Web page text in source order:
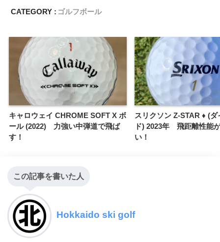
CATEGORY : ゴルフボール
キャロウェイ CHROME SOFT X ボ
ール (2022) 力強い中弾道で飛ば
す！
スリクソン Z-STAR ♦ (ダ
ド) 2023年 飛距離性能
い！
この記事を書いた人
Hokkaido ski golf